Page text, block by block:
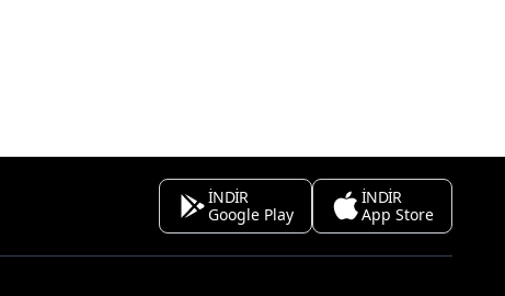
İNDİR
Google Play
İNDİR
App Store